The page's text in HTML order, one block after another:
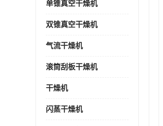
单锥真空干燥机
双锥真空干燥机
气流干燥机
滚筒刮板干燥机
干燥机
闪蒸干燥机